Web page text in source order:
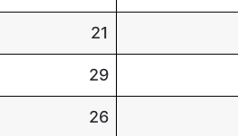
21
29
26